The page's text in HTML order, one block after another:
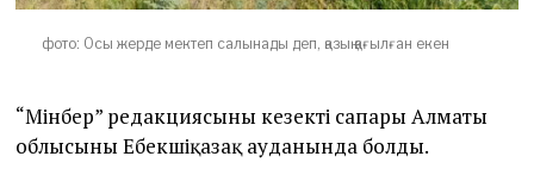
фото: Осы жерде мектеп салынады деп, қазық қағылған екен
“Мінбер” редакциясының кезекті сапары Алматы
облысының Еңбекшіқазақ ауданында болды.